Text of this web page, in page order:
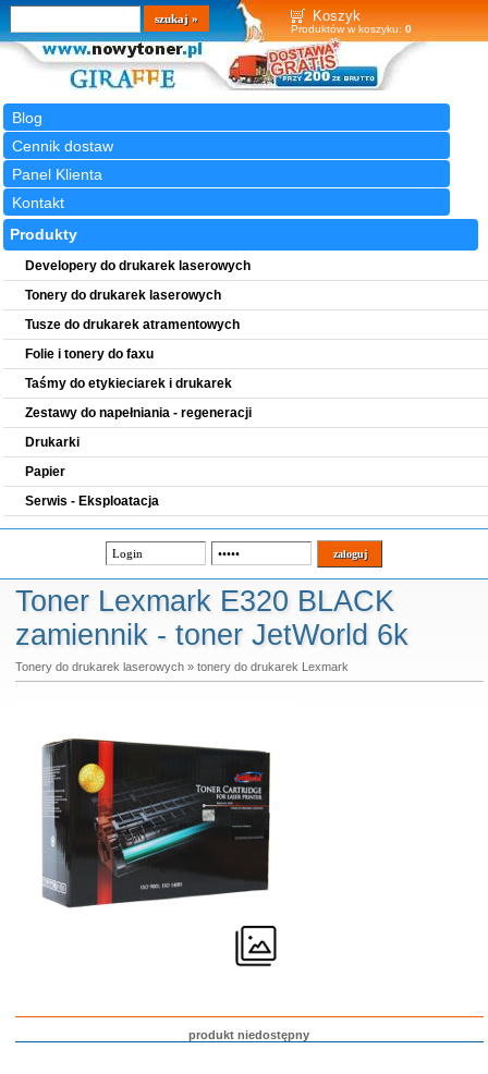
Koszyk
Produktów w koszyku: 0
Blog
Cennik dostaw
Panel Klienta
Kontakt
Wyszukiwarka
szukaj
Produkty
Developery do drukarek laserowych
Tonery do drukarek laserowych
Tusze do drukarek atramentowych
Folie i tonery do faxu
Taśmy do etykieciarek i drukarek
Zestawy do napełniania - regeneracji
Drukarki
Papier
Serwis - Eksploatacja
Toner Lexmark E320 BLACK
zamiennik - toner JetWorld 6k
Tonery do drukarek laserowych» tonery do drukarek Lexmark
produkt niedostępny